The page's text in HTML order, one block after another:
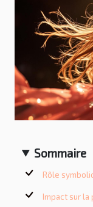
Sommaire
Rôle
Impact sur